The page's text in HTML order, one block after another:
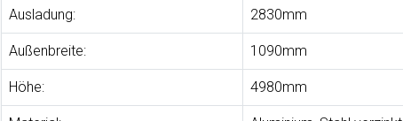
Ausladung: 2830mm
Außenbreite: 1090mm
Höhe: 4980mm